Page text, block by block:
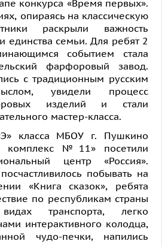
конкурса «Время первых».
опираясь на классическую
раскрыли важность
единства семьи. Для ребят 2
событием стала
фарфоровый завод.
с традиционным русским
увидели процесс
изделий и стали
мастер-класса.
класса МБОУ г. Пушкино
комплекс №11» посетили
центр «Россия».
побывать на
«Книга сказок», ребята
по республикам страны
транспорта, легко
интерактивного колодца,
чудо-печки, напились